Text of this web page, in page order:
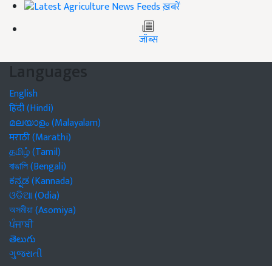
ख़बरें
जॉब्स
Languages
English
हिंदी (Hindi)
മലയാളം (Malayalam)
मराठी (Marathi)
தமிழ் (Tamil)
বাঙালি (Bengali)
ಕನ್ನಡ (Kannada)
ଓଡିଆ (Odia)
অসমীয়া (Asomiya)
ਪੰਜਾਬੀ
తెలుగు
ગુજરાતી